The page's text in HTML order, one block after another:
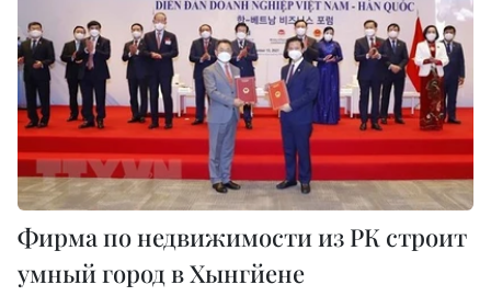
Фирма по недвижимости из РК строит
умный город в Хынгйене